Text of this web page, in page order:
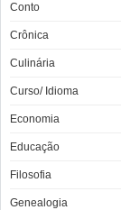
Conto
Crônica
Culinária
Curso/ Idioma
Economia
Educação
Filosofia
Genealogia